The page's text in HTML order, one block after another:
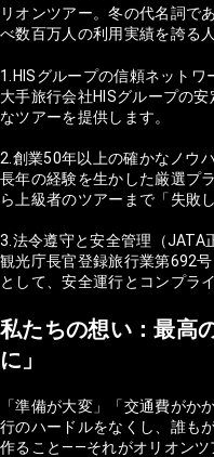
リオンツアー。冬の代名詞で
べ数百万人の利用実績を誇る
1.HISグループの信頼ネットワ
大手旅行会社HISグループの
なツアーを提供します。
2.創業50年以上の確かなノウ
長年の経験を生かした厳選プ
ら上級者のツアーまで「失敗
3.法令遵守と安全管理（JATA
観光庁長官登録旅行業第692
として、安全運行とコンプラ
私たちの想い：最高
に」
「準備が大変」「交通費がか
行のハードルをなくし、誰も
作ること——それがオリオンツ